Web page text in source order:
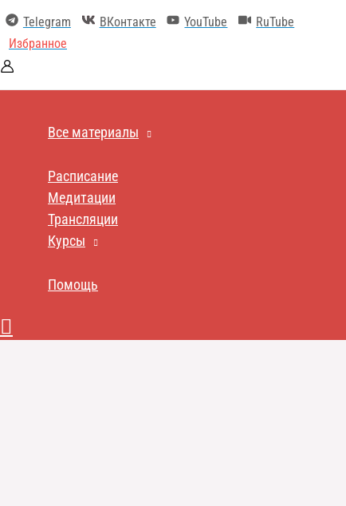
содержимому
Telegram ВКонтакте YouTube
RuTube
Избранное
Все материалы
Расписание
Медитации
Трансляции
Курсы
Помощь
Поиск